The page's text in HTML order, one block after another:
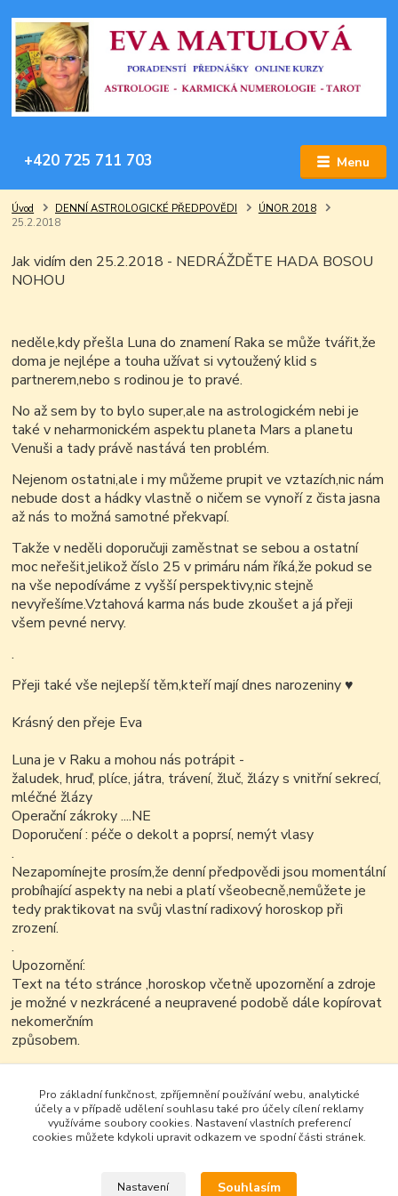
Menu
+420 725 711 703
Úvod DENNÍ ASTROLOGICKÉ PŘEDPOVĚDI
ÚNOR 2018
25.2.2018
Jak vidím den 25.2.2018 - NEDRÁŽDĚTE HADA BOSOU
NOHOU
neděle,kdy přešla Luna do znamení Raka se může tvářit,že
doma je nejlépe a touha užívat si vytoužený klid s
partnerem,nebo s rodinou je to pravé.
No až sem by to bylo super,ale na astrologickém nebi je
také v neharmonickém aspektu planeta Mars a planetu
Venuši a tady právě nastává ten problém.
Nejenom ostatni,ale i my můžeme prupit ve vztazích,nic nám
nebude dost a hádky vlastně o ničem se vynoří z čista jasna
až nás to možná samotné překvapí.
Takže v neděli doporučuji zaměstnat se sebou a ostatní
moc neřešit,jelikož číslo 25 v primáru nám říká,že pokud se
na vše nepodíváme z vyšší perspektivy,nic stejně
nevyřešíme.Vztahová karma nás bude zkoušet a já přeji
všem pevné nervy.
.
Přeji také vše nejlepší těm,kteří mají dnes narozeniny♥
Krásný den přeje Eva
Luna je v Raku a mohou nás potrápit -
žaludek, hruď, plíce, játra, trávení, žluč, žlázy s vnitřní sekrecí,
mléčné žlázy
Operační zákroky ....NE
Doporučení : péče o dekolt a poprsí, nemýt vlasy
.
Nezapomínejte prosím,že denní předpovědi jsou momentální
probíhající aspekty na nebi a platí všeobecně,nemůžete je
tedy praktikovat na svůj vlastní radixový horoskop při
zrození.
.
Upozornění:
Text na této stránce ,horoskop včetně upozornění a zdroje
je možné v nezkrácené a neupravené podobě dále kopírovat
nekomerčním
způsobem.
Pro základní funkčnost, zpříjemnění používání webu, analytické
účely a v případě udělení souhlasu také pro účely cílení reklamy
využíváme soubory cookies. Nastavení vlastních preferencí
cookies můžete kdykoli upravit odkazem ve spodní části stránek.
Nastavení Souhlasím